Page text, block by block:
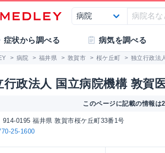
症状から調べる 病気を調べる
> 病院 > 福井県 > 敦賀市 > 桜ケ丘町 > 独立行政法
行政法人 国立病院機構 敦賀
このページに記載の情報は
914-0195 福井県 敦賀市桜ケ丘町33番1号
25-1600